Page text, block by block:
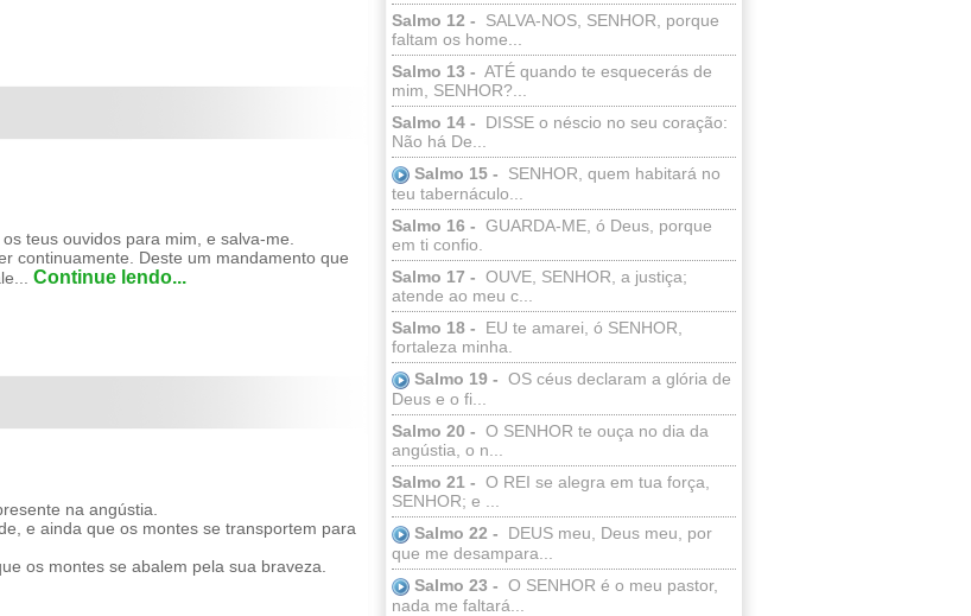
Salmo 12 -
SALVA-NOS, SENHOR, porque
faltam os home...
Salmo 13 - ATÉ quando te esquecerás de
mim, SENHOR?...
Salmo 14 -
DISSE o néscio no seu coração:
Não há De...
Salmo 15 -
SENHOR, quem habitará no
teu tabernáculo...
Salmo 16 - GUARDA-ME, ó Deus, porque
em ti confio.
Salmo 17 - OUVE, SENHOR, a justiça;
atende ao meu c...
Salmo 18 -
EU te amarei, ó SENHOR,
fortaleza minha.
Salmo 19 - OS céus declaram a glória de
Deus e o fi...
Salmo 20 - O SENHOR te ouça no dia da
angústia, o n...
Salmo 21 - O REI se alegra em tua força,
SENHOR; e ...
Salmo 22 -
DEUS meu, Deus meu, por
que me desampara...
Salmo 23 - O SENHOR é o meu pastor,
nada me faltará...
teus ouvidos para mim, e salva-me.
continuamente. Deste um mandamento que
Continue lendo...
na angústia.
e ainda que os montes se transportem para
os montes se abalem pela sua braveza.